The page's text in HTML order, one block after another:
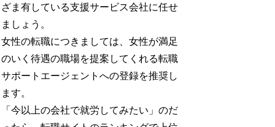
ざま有している支援サービス会社に任せ
ましょう。
女性の転職につきましては、女性が満足
のいく待遇の職場を提案してくれる転職
サポートエージェントへの登録を推奨し
ます。
「今以上の会社で就労してみたい」のだ